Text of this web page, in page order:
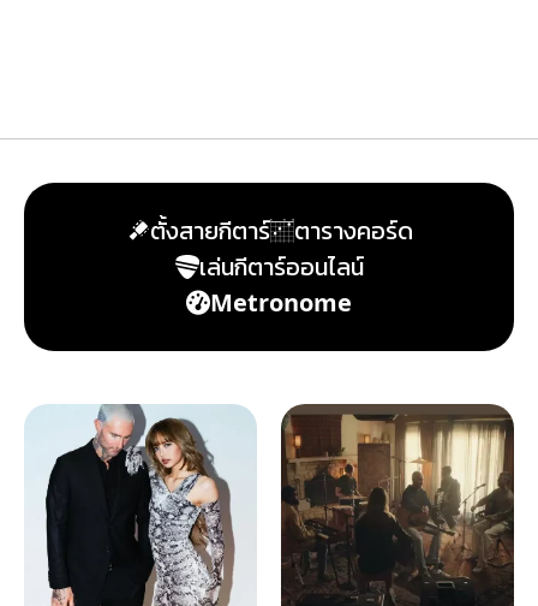
ตั้งสายกีตาร์
ตารางคอร์ด
เล่นกีตาร์ออนไลน์
Metronome